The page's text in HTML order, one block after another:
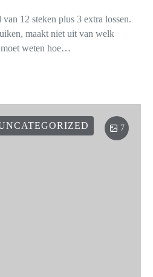
12 steken plus 3 extra lossen.
maakt niet uit van welk
weten hoe…
7